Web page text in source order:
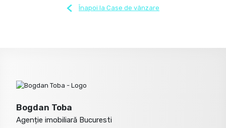
Înapoi la Case de vânzare
Bogdan Toba
Agenție imobiliară Bucuresti